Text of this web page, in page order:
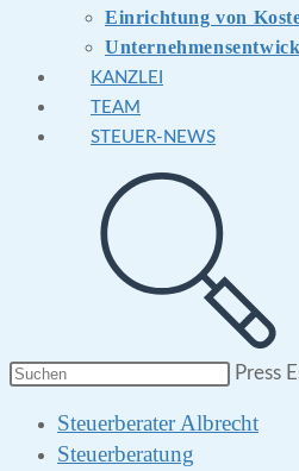
Einrichtung von
KANZLEI
TEAM
STEUER-NEWS
Press
Steuerberater Albrecht
Steuerberatung